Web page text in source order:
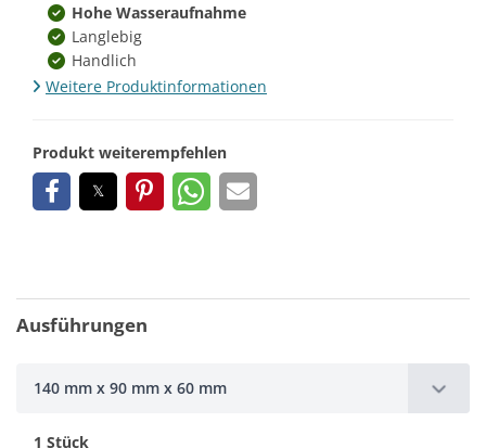
Hohe Wasseraufnahme
Langlebig
Handlich
Weitere Produktinformationen
Produkt weiterempfehlen
Ausführungen
140 mm x 90 mm x 60 mm
1 Stück